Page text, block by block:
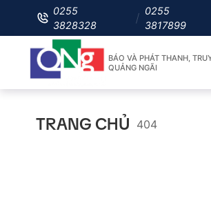
0255
3828328
0255
3817899
BÁO VÀ PHÁT THANH,
QUẢNG NGÃI
TRANG CHỦ 404